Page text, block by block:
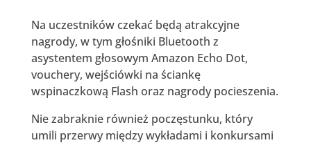
Na uczestników czekać będą atrakcyjne
nagrody, w tym głośniki Bluetooth z
asystentem głosowym Amazon Echo Dot,
vouchery, wejściówki na ściankę
wspinaczkową Flash oraz nagrody pocieszenia.
Nie zabraknie również poczęstunku, który
umili przerwy między wykładami i konkursami